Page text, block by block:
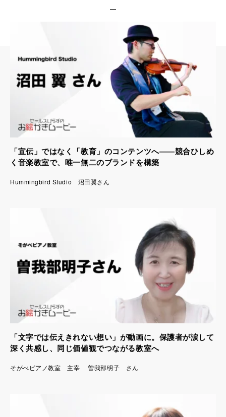
「宣伝」ではなく「教育」のコンテンツへ――競合ひしめ
く音楽教室で、唯一無二のブランドを構築
Hummingbird Studio 沼田翼さん
「文字では伝えきれない想い」が動画に。保護者が涙して
深く共感し、同じ価値観でつながる教室へ
そがべピアノ教室 主宰 曽我部明子 さん